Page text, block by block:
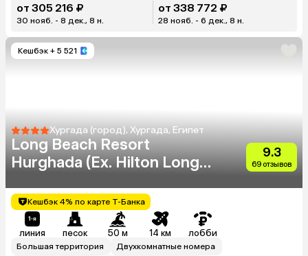
от 305 216 ₽
30 нояб. - 8 дек., 8 н.
от 338 772 ₽
28 нояб. - 6 дек., 8 н.
Кешбэк + 5 521
Хургада (город), Хургада, Египет
Long Beach Resort
Hurghada (Ex. Hilton Long
9.3
69 отзывов
Кешбэк 4% по карте Т-Банка
линия песок 50 м 14 км лобби
Большая территория Двухкомнатные номера